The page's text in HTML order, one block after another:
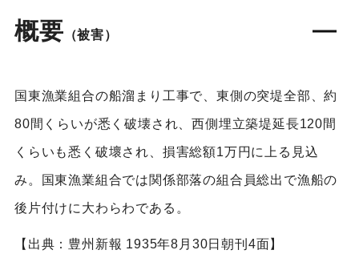
概要 （被害）
国東漁業組合の船溜まり工事で、東側の突堤全部、約
80間くらいが悉く破壊され、西側埋立築堤延長120間
くらいも悉く破壞され、損害総額1万円に上る見込
み。国東漁業組合では関係部落の組合員総出で漁船の
後片付けに大わらわである。
【出典：豊州新報 1935年8月30日朝刊4面】